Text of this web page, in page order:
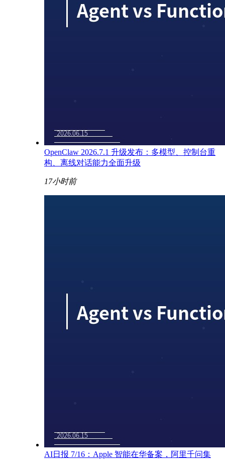
OpenClaw 2026.7.1 升级发布：多模型、控制台重
构、离线对话能力全面升级
17小时前
AI日报 7/16：Apple 智能在华备案，阿里千问集